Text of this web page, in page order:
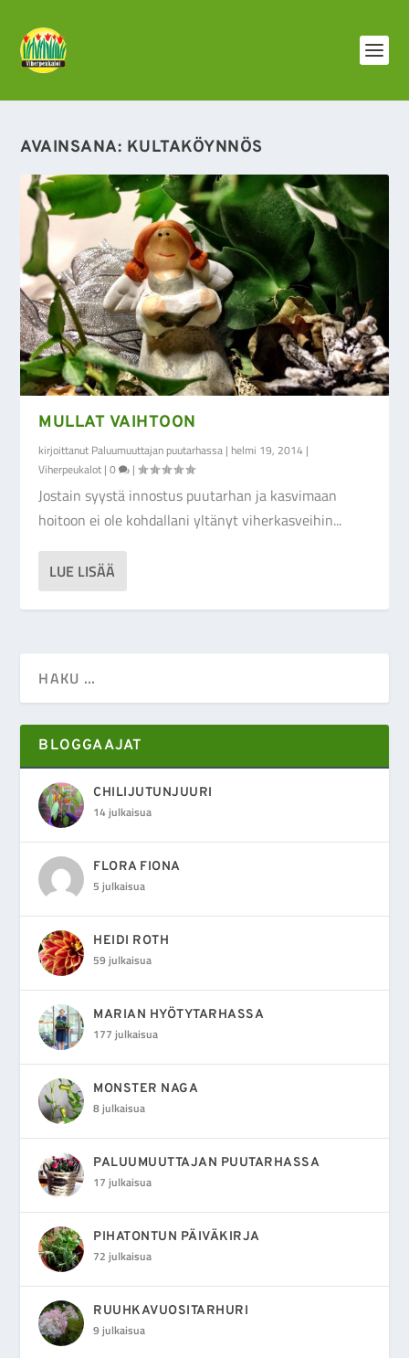
AVAINSANA: KULTAKÖYNNÖS
MULLAT VAIHTOON
kirjoittanut Paluumuuttajan puutarhassa | helmi 19, 2014 |
Viherpeukalot |0 |
Jostain syystä innostus puutarhan ja kasvimaan
hoitoon ei ole kohdallani yltänyt viherkasveihin...
LUE LISÄÄ
BLOGGAAJAT
CHILIJUTUNJUURI
14 julkaisua
FLORA FIONA
5 julkaisua
HEIDI ROTH
59 julkaisua
MARIAN HYÖTYTARHASSA
177 julkaisua
MONSTER NAGA
8 julkaisua
PALUUMUUTTAJAN PUUTARHASSA
17 julkaisua
PIHATONTUN PÄIVÄKIRJA
72 julkaisua
RUUHKAVUOSITARHURI
9 julkaisua